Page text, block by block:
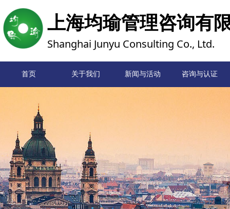
首页
首页 关于我们 新闻与活动 咨询与认证
上海均瑜管理咨询有
Shanghai Junyu Consulting Co., Ltd.